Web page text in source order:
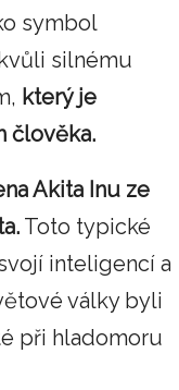
symbol
silnému
který je
člověka.
Akita Inu ze
Toto typické
inteligencí a
války byli
při hladomoru